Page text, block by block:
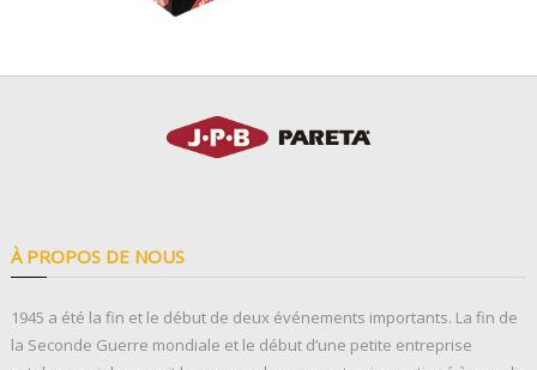
À PROPOS DE NOUS
1945 a été la fin et le début de deux événements importants. La fin de
la Seconde Guerre mondiale et le début d’une petite entreprise